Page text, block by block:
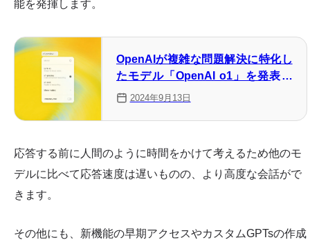
能を発揮します。
OpenAIが複雑な問題解決に特化し
たモデル「OpenAI o1」を発表！
料金や使い方、プロンプトのコツ
2024年9月13日
応答する前に人間のように時間をかけて考えるため他のモ
デルに比べて応答速度は遅いものの、より高度な会話がで
きます。
その他にも、新機能の早期アクセスやカスタムGPTsの作成